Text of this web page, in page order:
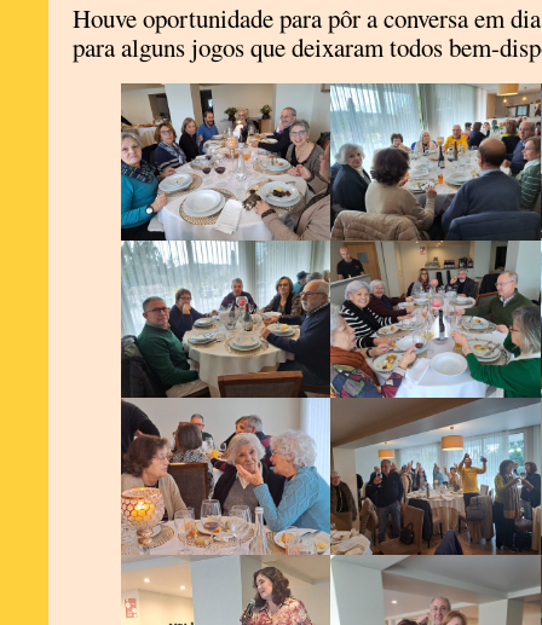
Houve oportunidade para pôr a conversa em
para alguns jogos que deixaram todos bem-